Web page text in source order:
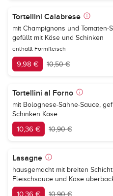
Tortellini Calabrese
mit Champignons und Tomaten-
gefüllt mit Käse und Schinken
enthällt Formfleisch
9,98 € 10,50 €
Tortellini al Forno
mit Bolognese-Sahne-Sauce,
Schinken Käse
10,36 € 10,90 €
Lasagne
hausgemacht mit breiten
Fleischsauce und Käse
10,36 € 10,90 €